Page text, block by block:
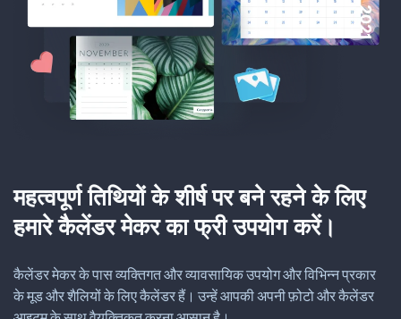
महत्वपूर्ण तिथियों के शीर्ष पर बने रहने के लिए
हमारे कैलेंडर मेकर का फ्री उपयोग करें।
कैलेंडर मेकर के पास व्यक्तिगत और व्यावसायिक उपयोग और विभिन्न प्रकार
के मूड और शैलियों के लिए कैलेंडर हैं। उन्हें आपकी अपनी फ़ोटो और कैलेंडर